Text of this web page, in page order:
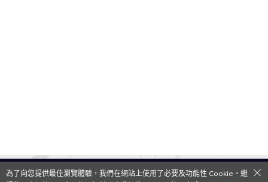
QooApp Limited © 2026
為了向您提供最佳瀏覽體驗，我們在網站上使用了必要及功能性 Cookie。繼